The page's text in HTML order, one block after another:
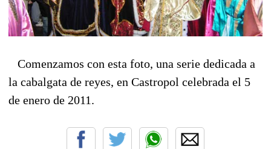
Comenzamos con esta foto, una serie dedicada a
la cabalgata de reyes, en Castropol celebrada el 5
de enero de 2011.